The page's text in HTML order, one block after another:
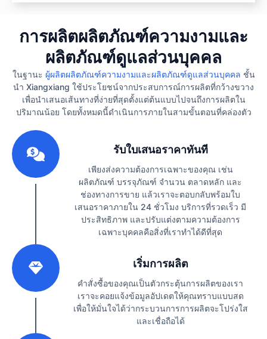
การผลิตผลิตภัณฑ์ความงามและ
ผลิตภัณฑ์ดูแลส่วนบุคคล
ในฐานะ ผู้ผลิตผลิตภัณฑ์ความงามและผลิตภัณฑ์ดูแลส่วนบุคคล ชั้น
นำ Xiangxiang ใช้ประโยชน์จากประสบการณ์การผลิตที่กว้างขวาง
เพื่อนำเสนอเส้นทางที่ง่ายที่สุดตั้งแต่ต้นแบบไปจนถึงการผลิตใน
ปริมาณน้อย โดยทั้งหมดนี้ดำเนินการภายในสามขั้นตอนที่คล่องตัว
รับใบเสนอราคาทันที
เพียงส่งความต้องการเฉพาะของคุณ เช่น
ผลิตภัณฑ์ บรรจุภัณฑ์ จำนวน ตลาดหลัก และ
ช่องทางการขาย แล้วเราจะตอบกลับพร้อมใบ
เสนอราคาภายใน 24 ชั่วโมง บริการที่รวดเร็ว มี
ประสิทธิภาพ และปรับแต่งตามความต้องการ
เฉพาะบุคคลคือสิ่งที่เราทำได้ดีที่สุด
เริ่มการผลิต
คำสั่งซื้อของคุณเป็นตัวกระตุ้นการผลิตของเรา
เราจะคอยแจ้งข้อมูลอัปเดตให้คุณทราบแบบสด
เพื่อให้มั่นใจได้ว่ากระบวนการการผลิตจะโปร่งใส
และเชื่อถือได้